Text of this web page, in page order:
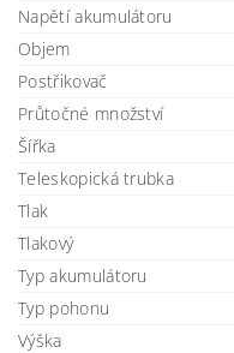
Napětí akumulátoru
Objem
Postřikovač
Průtočné množství
Šířka
Teleskopická trubka
Tlak
Tlakový
Typ akumulátoru
Typ pohonu
Výška